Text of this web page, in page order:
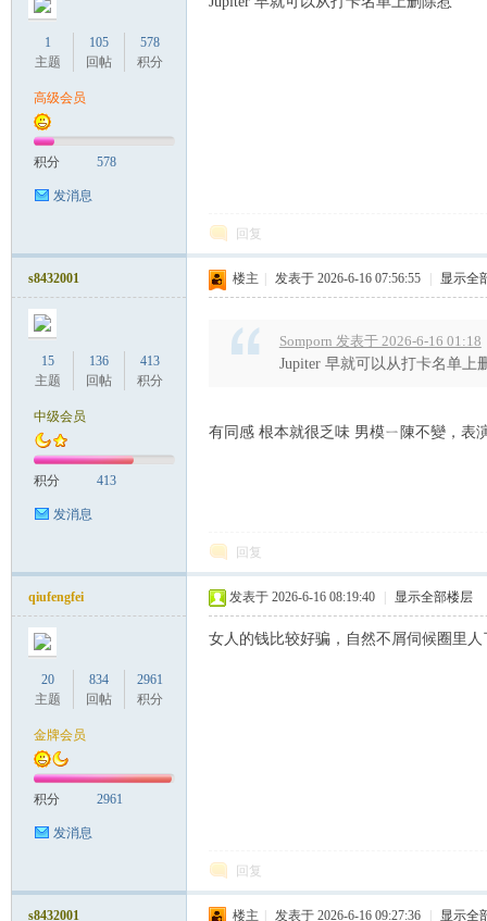
1
主题
105
回帖
578
积分
高级会员
积分 578
发消息
回复
s8432001
15
主题
136
回帖
413
积分
中级会员
积分 413
发消息
楼主 发表于 2026-6-16 07:56:55 显示全
Somporn 发表于 2026-6-16 01:18
Jupiter 早就可以从打卡名单上
有同感 根本就很乏味 男模ㄧ陳不變，表
回复
qiufengfei
20
主题
834
回帖
2961
积分
金牌会员
积分 2961
发消息
发表于 2026-6-16 08:19:40 显示全部楼层
女人的钱比较好骗，自然不屑伺候圈里人
回复
s8432001 楼主 发表于 2026-6-16 09:27:36 显示全